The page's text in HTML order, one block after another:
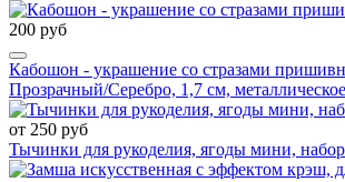
200 руб
Кабошон - украшение со стразами
Прозрачный/Серебро, 1,7 см,
от 250 руб
Тычинки для рукоделия, ягоды мини,